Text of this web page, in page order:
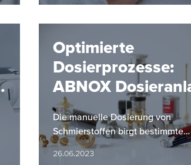
Optimierte
Dosierprozesse:
ABNOX
minimieren
Fettverbrauch
erhöhen
Die manuelle Dosierung von
Schmierstoffen birgt bestimmte
Herausforderungen, die durch
einer Dosieranlage leicht behoben
26.06.2023